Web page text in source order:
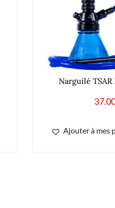
Narguilé
Ajouter à mes